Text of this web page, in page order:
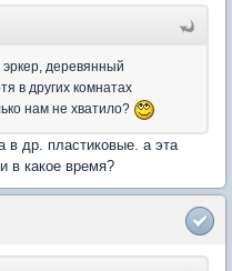
эркер, деревянный
в других комнатах
нам не хватило?
в др. пластиковые. а эта
в какое время?